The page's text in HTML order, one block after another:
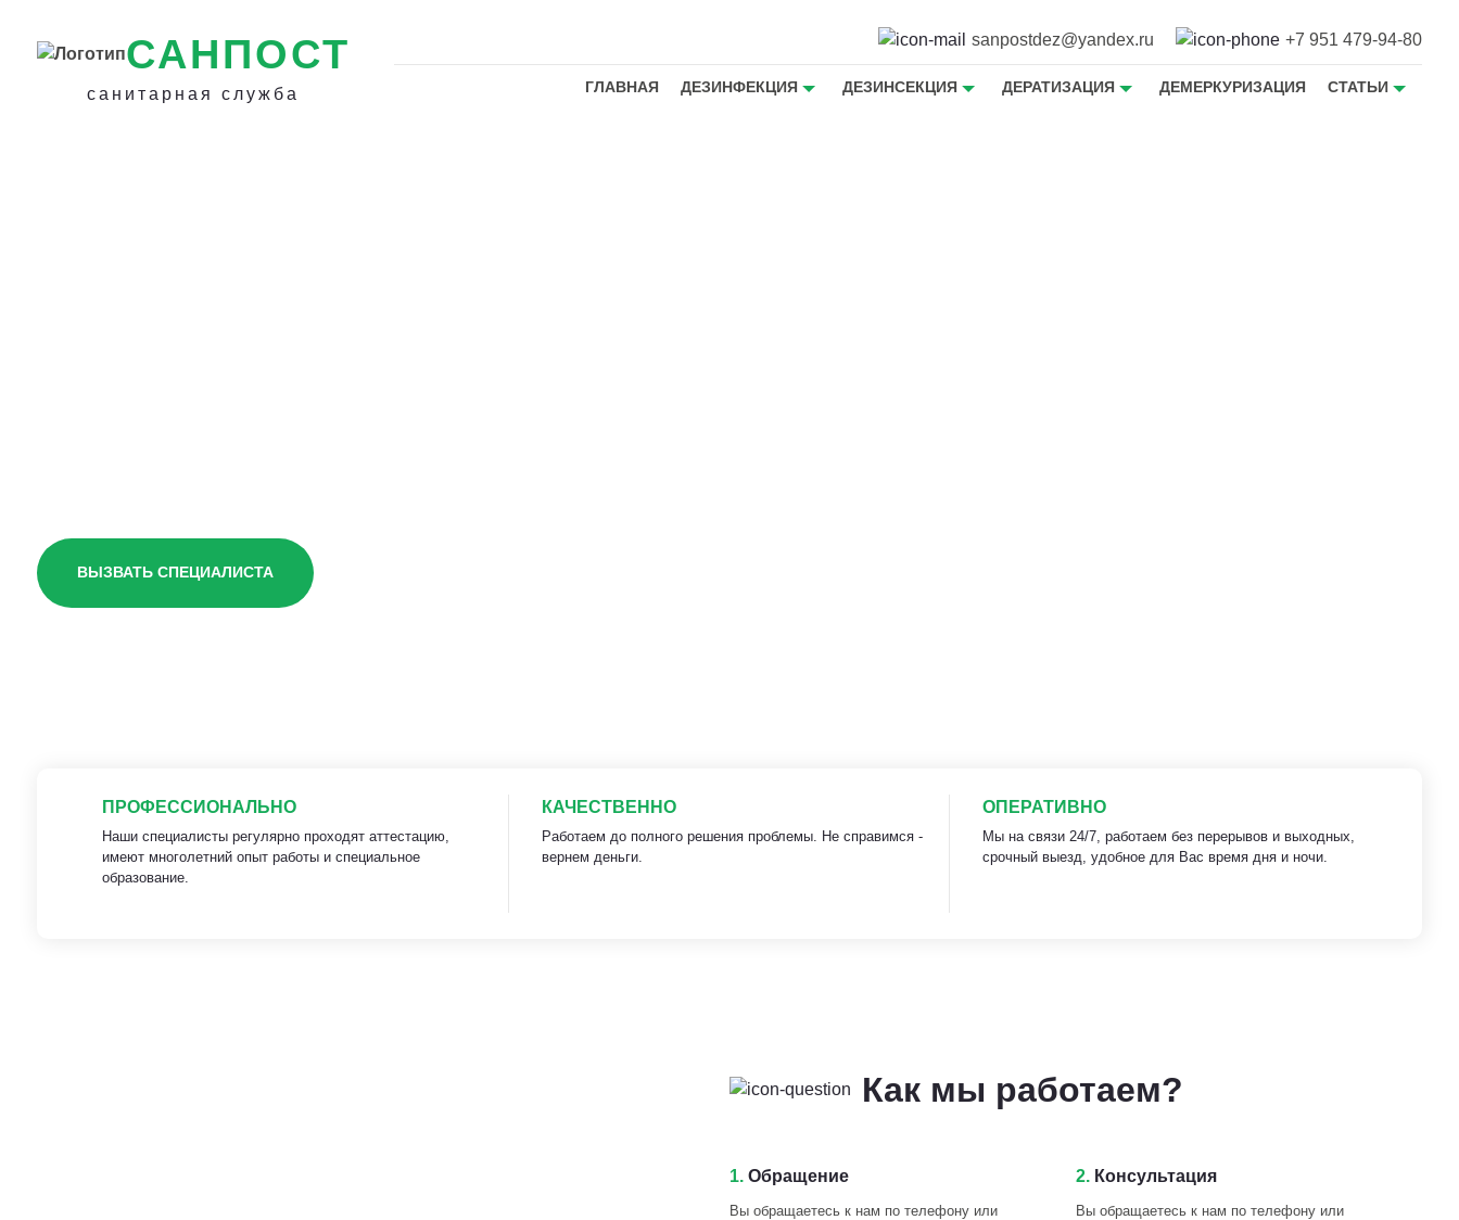
САНПОСТ
санитарная служба
sanpostdez@yandex.ru +7 951 479-94-80
ГЛАВНАЯ ДЕЗИНФЕКЦИЯ ДЕЗИНСЕКЦИЯ ДЕРАТИЗАЦИЯ ДЕМЕРКУРИЗАЦИЯ СТАТЬИ
ВЫЗВАТЬ СПЕЦИАЛИСТА
ПРОФЕССИОНАЛЬНО
Наши специалисты регулярно проходят аттестацию,
имеют многолетний опыт работы и специальное
образование.
КАЧЕСТВЕННО
Работаем до полного решения проблемы. Не справимся -
вернем деньги.
ОПЕРАТИВНО
Мы на связи 24/7, работаем без перерывов и выходных,
срочный выезд, удобное для Вас время дня и ночи.
Как мы работаем?
1. Обращение
Вы обращаетесь к нам по телефону или
2. Консультация
Вы обращаетесь к нам по телефону или